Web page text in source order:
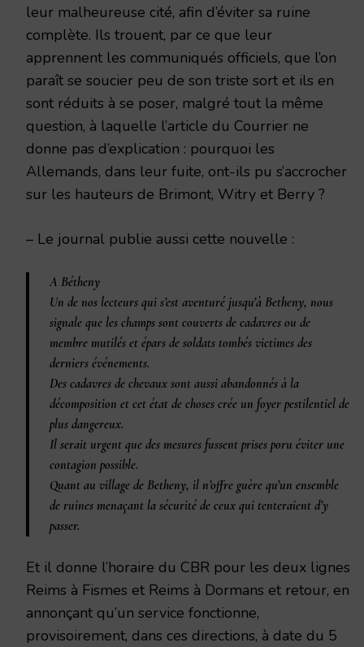
leur malheureuse cité, afin d’éviter sa ruine
complète. Ils trouent, par ce que leur
apprennent les communiqués officiels, que l’on
paraît se soucier peu de son triste sort et ils en
sont réduits à se poser, malgré tout la même
question, à laquelle l’article du Courrier ne
donne pas d’explication : pourquoi les
Allemands, dans leur fuite, ont-ils pu s’accrocher
sur les hauteurs de Brimont, Witry et Berry ?
– Le journal publie aussi cette nouvelle :
A Bétheny
Un de nos lecteurs qui s’est aventuré jusqu’à Betheny, nous
signale que les champs sont couverts de cadavres ou de
membre mutilés et épars de soldats tombés victimes des
derniers événements.
Des cadavres de chevaux sont aussi abandonnés à la
décomposition et cet état de choses crée un foyer pestilentiel de
plus dangereux.
Il serait urgent que des mesures fussent prises poru éviter une
contagion possible.
Quant au village de Betheny, il n’offre guère qu’un ensemble
de ruines menaçant la sécurité de ceux qui tenteraient d’y
passer.
Et il donne l’horaire du CBR pour les deux lignes
Reims à Fismes et Reims à Dormans et retour, en
annonçant qu’un service fonctionne,
provisoirement, dans ces directions, à date du 5